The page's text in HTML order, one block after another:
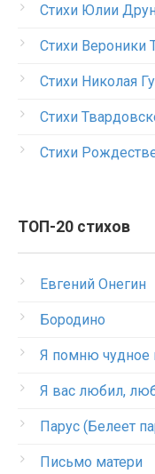
Стихи Юлии
Стихи Вероники
Стихи Николая
Стихи
Стихи
ТОП-20 стихов
Евгений Онегин
Бородино
Я помню чудное
Я вас любил,
Парус (Белеет
Письмо матери